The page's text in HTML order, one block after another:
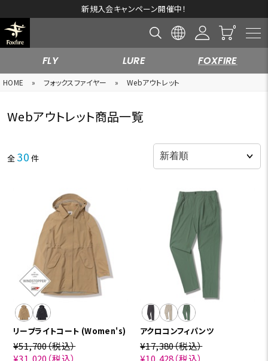
10,000円以上の購入で送料無料※一部対象外商品もございます。
FLY LURE FOXFIRE
HOME » フォックスファイヤー » Webアウトレット
Webアウトレット商品一覧
全 30 件
リープライトコート (Women's)
¥51,700（税込）
¥31,020 （税込）
アクロコンフィパンツ
¥17,380（税込）
¥10,428（税込）